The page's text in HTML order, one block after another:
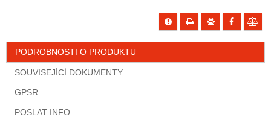
PODROBNOSTI O PRODUKTU
SOUVISEJÍCÍ DOKUMENTY
GPSR
POSLAT INFO